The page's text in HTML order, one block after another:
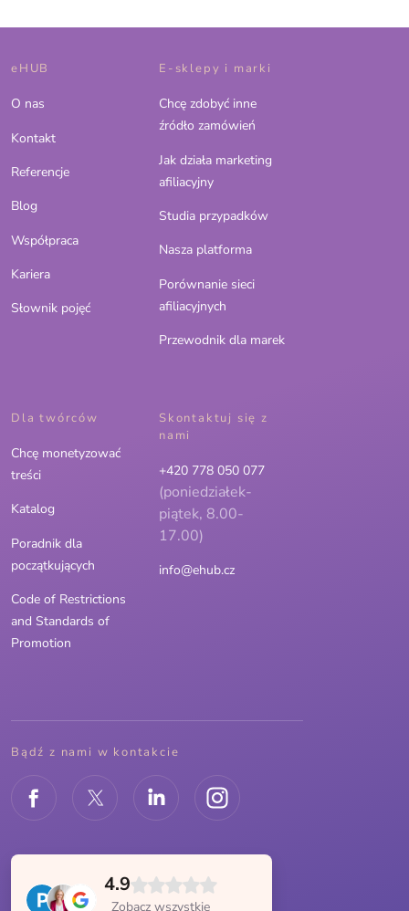
eHUB
O nas
Kontakt
Referencje
Blog
Współpraca
Kariera
Słownik pojęć
E-sklepy i marki
Chcę zdobyć inne
źródło zamówień
Jak działa marketing
afiliacyjny
Studia przypadków
Nasza platforma
Porównanie sieci
afiliacyjnych
Przewodnik dla marek
Dla twórców
Chcę monetyzować
treści
Katalog
Poradnik dla
początkujących
Code of Restrictions
and Standards of
Promotion
Skontaktuj się z
nami
+420 778 050 077
(poniedziałek-
piątek, 8.00-
17.00)
info@ehub.cz
Bądź z nami w kontakcie
4.9
Zobacz wszystkie